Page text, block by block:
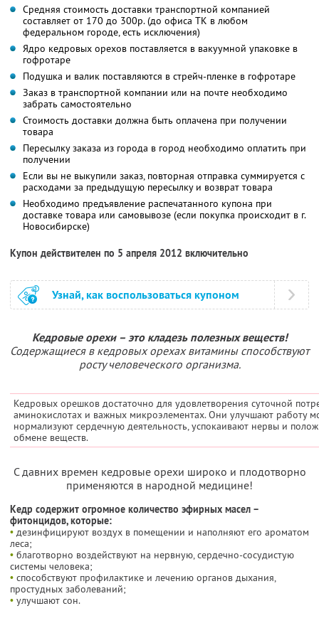
Средняя стоимость доставки транспортной компанией
составляет от 170 до 300р. (до офиса ТК в любом
федеральном городе, есть исключения)
Ядро кедровых орехов поставляется в вакуумной упаковке в
гофротаре
Подушка и валик поставляются в стрейч-пленке в гофротаре
Заказ в транспортной компании или на почте необходимо
забрать самостоятельно
Стоимость доставки должна быть оплачена при получении
товара
Пересылку заказа из города в город необходимо оплатить при
получении
Если вы не выкупили заказ, повторная отправка суммируется с
расходами за предыдущую пересылку и возврат товара
Необходимо предъявление распечатанного купона при
доставке товара или самовывозе (если покупка происходит в г.
Новосибирске)
Купон действителен по 5 апреля 2012 включительно
Узнай, как воспользоваться купоном
Кедровые орехи – это кладезь полезных веществ!
Содержащиеся в кедровых орехах витамины способствуют
росту человеческого организма.
Кедровых орешков достаточно для удовлетворения суточной
аминокислотах и важных микроэлементах. Они улучшают работу
нормализуют сердечную деятельность, успокаивают нервы и
обмене веществ.
С давних времен кедровые орехи широко и плодотворно
применяются в народной медицине!
Кедр содержит огромное количество эфирных масел –
фитонцидов, которые:
• дезинфицируют воздух в помещении и наполняют его ароматом
леса;
• благотворно воздействуют на нервную, сердечно-сосудистую
системы человека;
• способствуют профилактике и лечению органов дыхания,
простудных заболеваний;
• улучшают сон.